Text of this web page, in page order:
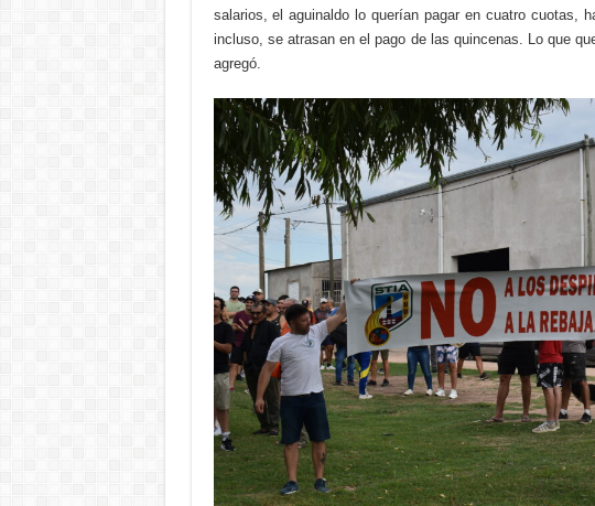
salarios, el aguinaldo lo querían pagar en cuatro cuotas,
incluso, se atrasan en el pago de las quincenas. Lo que
agregó.